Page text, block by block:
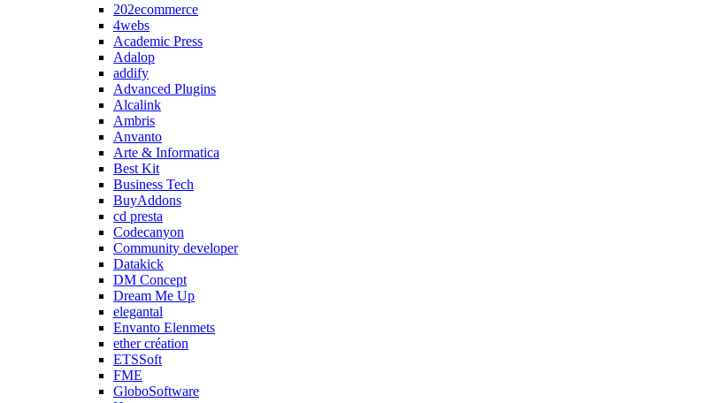
202ecommerce
4webs
Academic Press
Adalop
addify
Advanced Plugins
Alcalink
Ambris
Anvanto
Arte & Informatica
Best Kit
Business Tech
BuyAddons
cd presta
Codecanyon
Community developer
Datakick
DM Concept
Dream Me Up
elegantal
Envanto Elenmets
ether création
ETSSoft
FME
GloboSoftware